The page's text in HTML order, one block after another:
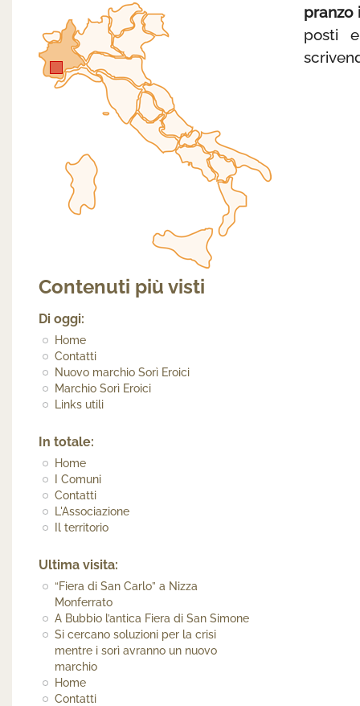
Contenuti più visti
Di oggi:
Home
Contatti
Nuovo marchio Sorì Eroici
Marchio Sorì Eroici
Links utili
In totale:
Home
I Comuni
Contatti
L'Associazione
Il territorio
Ultima visita:
“Fiera di San Carlo” a Nizza
Monferrato
A Bubbio l’antica Fiera di San Simone
Si cercano soluzioni per la crisi
mentre i sorì avranno un nuovo
marchio
Home
Contatti
pranzo
posti